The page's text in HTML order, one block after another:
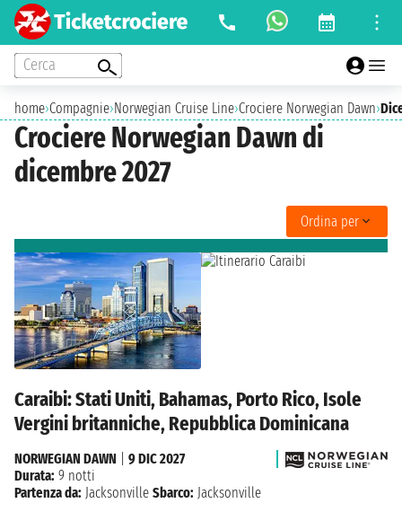
Cerca
home›Compagnie›Norwegian Cruise Line›Crociere Norwegian Dawn›
Crociere Norwegian Dawn di
dicembre 2027
Ordina per
Caraibi: Stati Uniti, Bahamas, Porto Rico, Isole
Vergini britanniche, Repubblica Dominicana
NORWEGIAN DAWN
9 DIC 2027
Durata: 9 notti
Partenza da: Jacksonville Sbarco: Jacksonville